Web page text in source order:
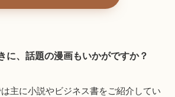
に、話題の漫画もいかがですか？
主に小説やビジネス書をご紹介してい